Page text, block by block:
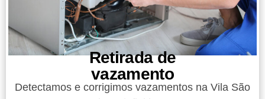
Retirada de
vazamento​​
Detectamos e corrigimos vazamentos na Vila São